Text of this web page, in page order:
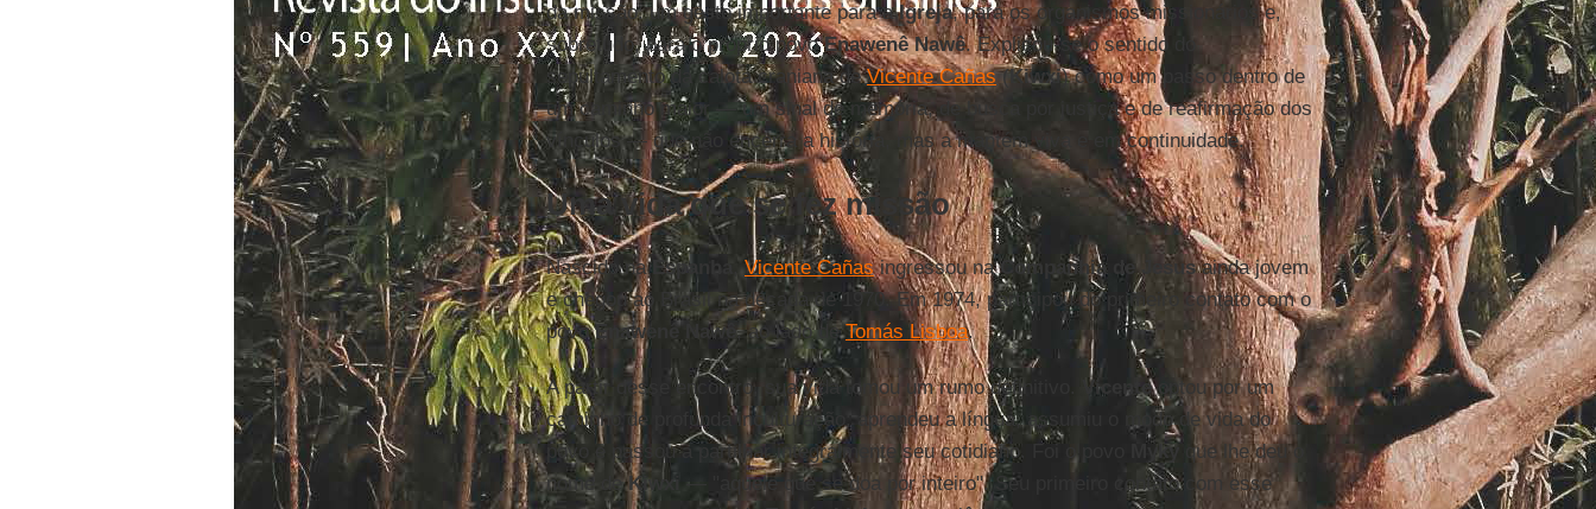
da missão: um gesto importante para aIgreja, para os organismos missionários e,
sobretudo, para o próprio povoEnawenê Nawê. Explicou-se o sentido do
sepultamento da calota craniana de Vicente Cañas(Kiwxi) como um passo dentro de
um caminho maior — um sinal de memória, de busca por justiça e de reafirmação dos
vínculos — que não encerra a história, mas a mantém viva e em continuidade.
Uma vida que se fez missão
Nascido na Espanha ,Vicente Cañasingressou naCompanhia de Jesusainda jovem
e chegou ao Brasil na década de 1970. Em 1974, participou do primeiro contato com o
povoEnawenê Nawê , ao lado deTomás Lisboa.
A partir desse encontro, sua vida tomou um rumo definitivo. Vicenteoptou por um
caminho de profunda inculturação: aprendeu a língua, assumiu o modo de vida do
povo e passou a partilhar integralmente seu cotidiano. Foi o povo
Myky
que lhe deu o
nome deKiwxi — "aquele que se doa por inteiro". Seu primeiro contato com esse